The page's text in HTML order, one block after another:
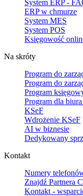
System ERP -
ERP w chmurze
System MES
System POS
Księgowość
Na skróty
Program do
Program do
Program
Program dla
KSeF
Wdrożenie KSeF
AI w biznesie
Dedykowany
Kontakt
Numery
Znajdź Partnera
Kontakt -